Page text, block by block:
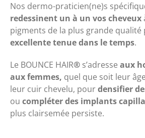
Nos dermo-praticien(ne)s
redessinent un à un vos cheveux
pigments de la plus grande qualité
excellente tenue dans le temps.
Le BOUNCE HAIR® s’adresse aux
aux femmes, quel que soit leur
leur cuir chevelu, pourdensifier
ou compléter des implants
plus clairsemée persiste.